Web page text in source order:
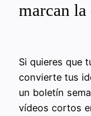
marcan
Si quieres que
convierte tus
un boletín
vídeos cortos